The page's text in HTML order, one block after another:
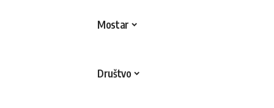
Mostar
Društvo